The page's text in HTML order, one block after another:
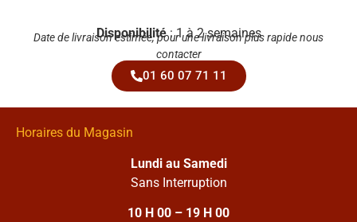
Disponibilité: 1 à 2 semaines
Date de livraison estimée, pour une livraison plus rapide nous
contacter
01 60 07 71 11
Horaires du Magasin
Lundi au Samedi
Sans Interruption
10 H 00 – 19 H 00